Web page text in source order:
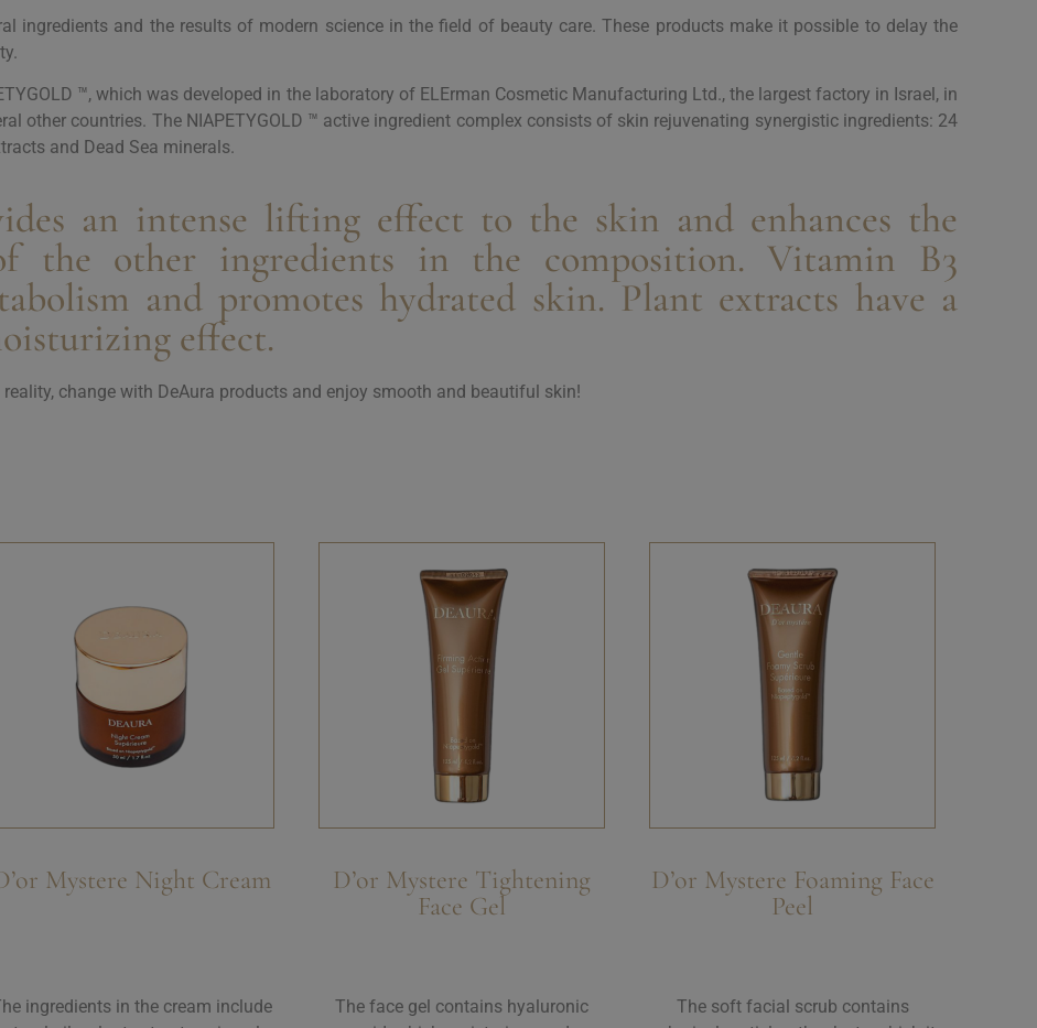
ingredients and the results of modern science in the field of beauty care. These products make it possible to delay the
™, which was developed in the laboratory of ELErman Cosmetic Manufacturing Ltd., the largest factory in Israel, in
other countries. The NIAPETYGOLD ™ active ingredient complex consists of skin rejuvenating synergistic ingredients: 24
and Dead Sea minerals.
an intense lifting effect to the skin and enhances the
the other ingredients in the composition. Vitamin B3
and promotes hydrated skin. Plant extracts have a
effect.
change with DeAura products and enjoy smooth and beautiful skin!
Mystere Night Cream
ingredients in the cream include
D’or Mystere Tightening
Face Gel
The face gel contains hyaluronic
D’or Mystere Foaming Face
Peel
The soft facial scrub contains